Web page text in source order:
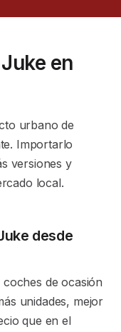
en
urbano de
Importarlo
versiones y
local.
desde
de ocasión
unidades, mejor
que en el